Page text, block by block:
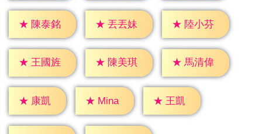
★ 陳泰銘 ★ 丟丟妹 ★ 陸小芬
★ 王國旌 ★ 陳美琪 ★ 馬清偉
★ 康凱 ★ Mina ★ 王凱